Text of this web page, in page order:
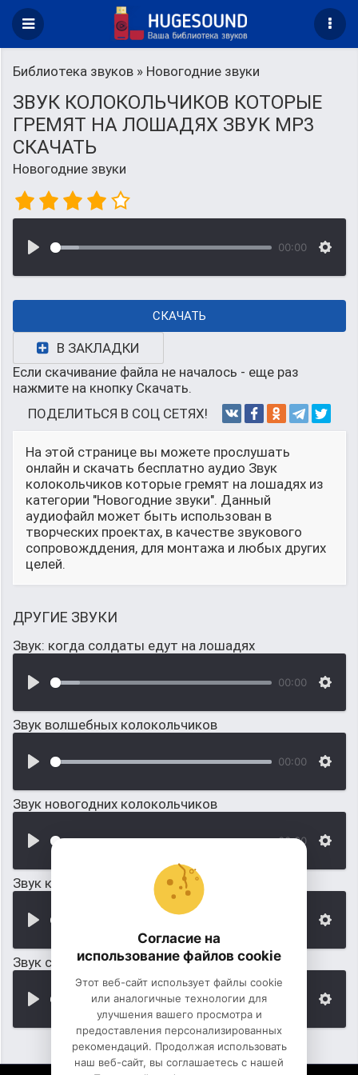
Библиотека звуков » Новогодние звуки
ЗВУК КОЛОКОЛЬЧИКОВ КОТОРЫЕ
ГРЕМЯТ НА ЛОШАДЯХ ЗВУК MP3
СКАЧАТЬ
Новогодние звуки
00:00
СКАЧАТЬ
В ЗАКЛАДКИ
Если скачивание файла не началось - еще раз
нажмите на кнопку Скачать.
ПОДЕЛИТЬСЯ В СОЦ СЕТЯХ!
На этой странице вы можете прослушать
онлайн и скачать бесплатно аудио Звук
колокольчиков которые гремят на лошадях из
категории "Новогодние звуки". Данный
аудиофайл может быть использован в
творческих проектах, в качестве звукового
сопровожддения, для монтажа и любых других
целей.
ДРУГИЕ ЗВУКИ
Звук: когда солдаты едут на лошадях
00:00
Звук волшебных колокольчиков
00:00
Звук новогодних колокольчиков
00:00
Звук колокольчиков бубна
Звук саней колокольчиков с лошадьми
Согласие на
использование файлов cookie
Этот веб-сайт использует файлы cookie
или аналогичные технологии для
улучшения вашего просмотра и
предоставления персонализированных
рекомендаций. Продолжая использовать
наш веб-сайт, вы соглашаетесь с нашей